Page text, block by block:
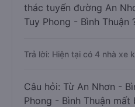
thác tuyến đường An
Tuy Phong - Bình Thuận
Trả lời: Hiện tại có 4 nhà xe
Câu hỏi: Từ An Nhơn -
Phong - Bình Thuận